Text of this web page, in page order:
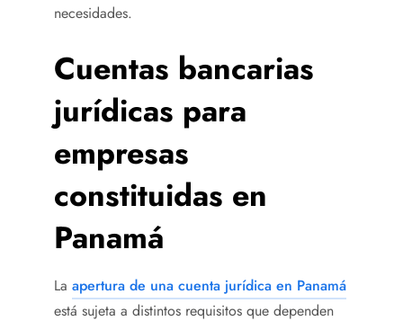
necesidades.
Cuentas bancarias
jurídicas para
empresas
constituidas en
Panamá
La apertura de una cuenta jurídica en Panamá
está sujeta a distintos requisitos que dependen